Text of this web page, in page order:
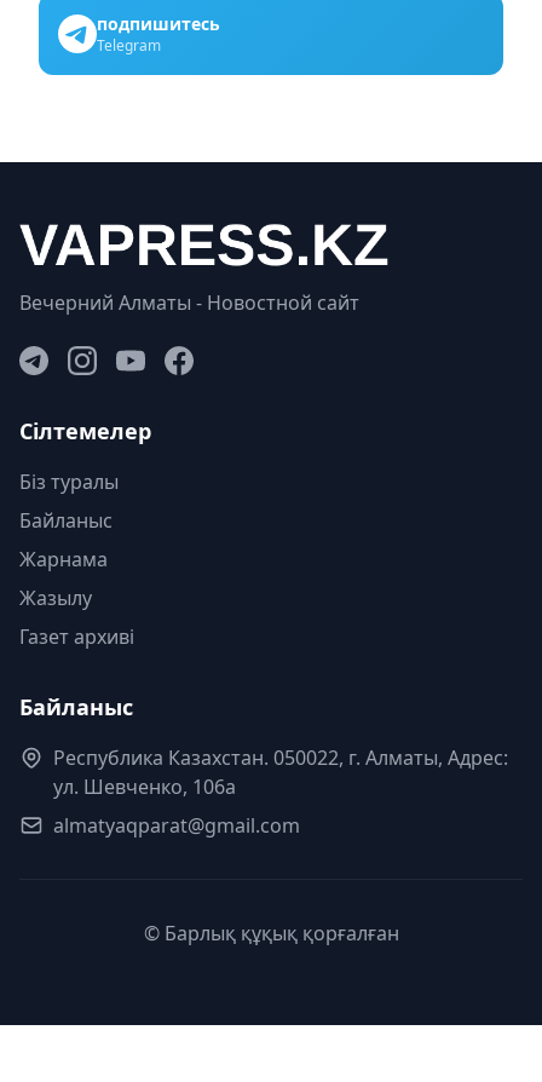
подпишитесь
Telegram
Вечерний Алматы - Новостной сайт
Сілтемелер
Біз туралы
Байланыс
Жарнама
Жазылу
Газет архиві
Байланыс
Республика Казахстан. 050022, г. Алматы, Адрес:
ул. Шевченко, 106а
almatyaqparat@gmail.com
© Барлық құқық қорғалған